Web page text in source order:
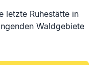
letzte Ruhestätte in
Waldgebiete